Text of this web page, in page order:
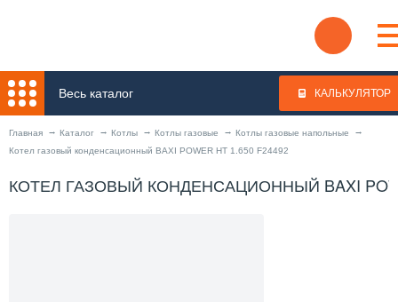
Весь каталог КАЛЬКУЛЯТОР
Главная Каталог Котлы Котлы газовые
Котлы газовые напольные
Котел газовый конденсационный BAXI POWER HT 1.650 F24492
КОТЕЛ ГАЗОВЫЙ КОНДЕНСАЦИОННЫЙ BAXI